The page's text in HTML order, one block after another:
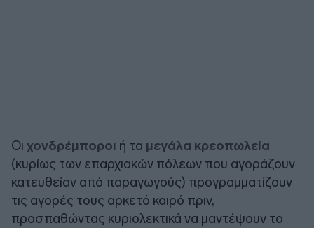
Οι χονδρέμποροι ή τα μεγάλα κρεοπωλεία
(κυρίως των επαρχιακών πόλεων που αγοράζουν
κατευθείαν από παραγωγούς) προγραμματίζουν
τις αγορές τους αρκετό καιρό πριν,
προσπαθώντας κυριολεκτικά να μαντέψουν το